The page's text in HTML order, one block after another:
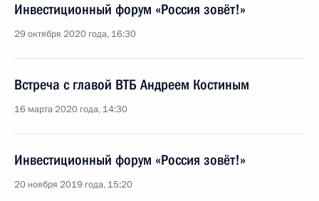
Инвестиционный форум «Россия зовёт!»
29 октября 2020 года, 16:30
Встреча с главой ВТБ Андреем Костиным
16 марта 2020 года, 14:30
Инвестиционный форум «Россия зовёт!»
20 ноября 2019 года, 15:20